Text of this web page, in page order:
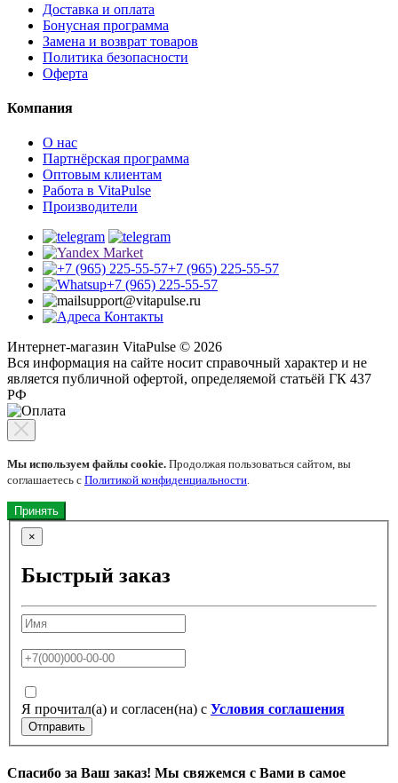
Доставка и оплата
Бонусная программа
Замена и возврат товаров
Политика безопасности
Оферта
Компания
О нас
Партнёрская программа
Оптовым клиентам
Работа в VitaPulse
Производители
+7 (965) 225-55-57
+7 (965) 225-55-57
support@vitapulse.ru
Контакты
Интернет-магазин VitaPulse © 2026
Вся информация на сайте носит справочный характер и не
является публичной офертой, определяемой статьёй ГК 437
РФ
Мы используем файлы cookie. Продолжая пользоваться сайтом, вы
соглашаетесь с Политикой конфиденциальности.
Принять
×
Быстрый заказ
Я прочитал(а) и согласен(на) с Условия соглашения
Отправить
Спасибо за Ваш заказ! Мы свяжемся с Вами в самое